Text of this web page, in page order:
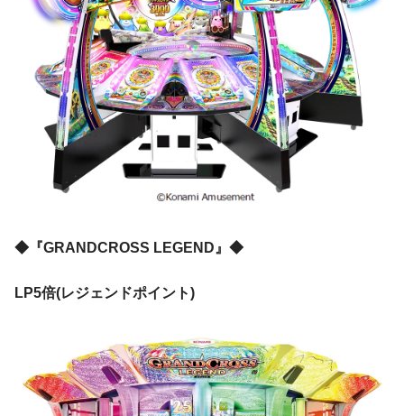
◆『GRANDCROSS LEGEND』◆
LP5倍(レジェンドポイント)